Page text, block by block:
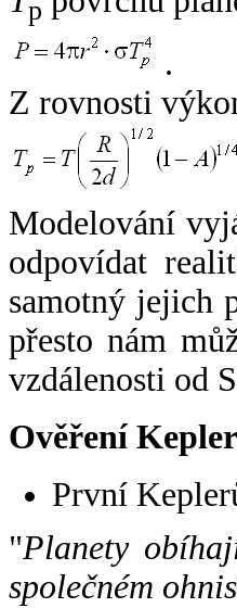
p
.
Z rovnosti
Modelování
odpovídat
samotný jejich
přesto nám
vzdálenosti od
Ověření
První
"Planety
společném